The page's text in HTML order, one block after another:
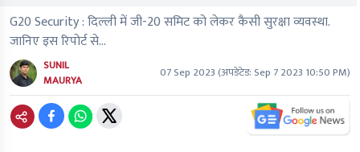
G20 Security : दिल्ली में जी-20 समिट को लेकर कैसी सुरक्षा व्यवस्था.
जानिए इस रिपोर्ट से...
SUNIL
MAURYA
07 Sep 2023(अपडेटेड: Sep 7 2023 10:50 PM)